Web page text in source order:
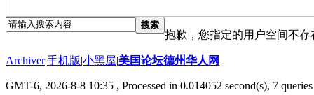
搜索
抱歉，您指定的用户空间不存
Archiver|手机版|小黑屋|美国论坛德州华人网
GMT-6, 2026-8-8 10:35 , Processed in 0.014052 second(s), 7